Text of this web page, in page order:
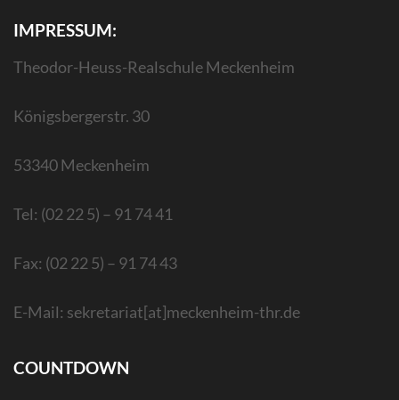
IMPRESSUM:
Theodor-Heuss-Realschule Meckenheim
Königsbergerstr. 30
53340 Meckenheim
Tel: (02 22 5) – 91 74 41
Fax: (02 22 5) – 91 74 43
E-Mail: sekretariat[at]meckenheim-thr.de
COUNTDOWN